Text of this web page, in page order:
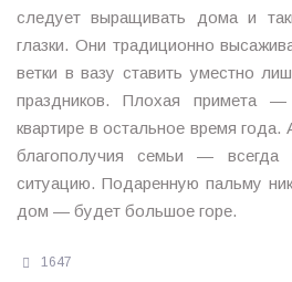
следует выращивать дома и
глазки. Они традиционно
ветки в вазу ставить уместно
праздников. Плохая примета
квартире в остальное время
благополучия семьи — всегда
ситуацию. Подаренную пальму
дом — будет большое горе.
1647